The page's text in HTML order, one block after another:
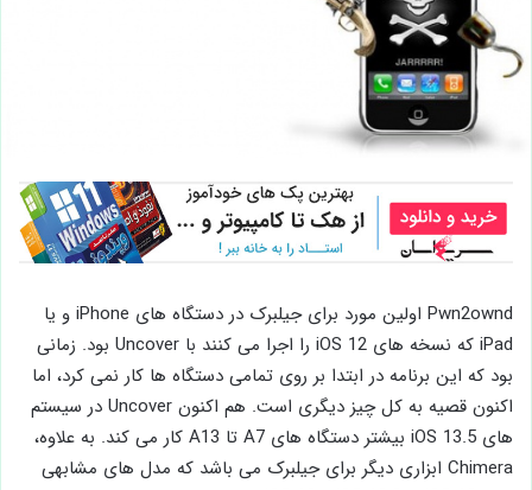
Pwn2ownd اولین مورد برای جیلبرک در دستگاه های iPhone و یا
iPad که نسخه های iOS 12 را اجرا می کنند با Uncover بود. زمانی
بود که این برنامه در ابتدا بر روی تمامی دستگاه ها کار نمی کرد، اما
اکنون قصیه به کل چیز دیگری است. هم اکنون Uncover در سیستم
های iOS 13.5 بیشتر دستگاه های A7 تا A13 کار می کند. به علاوه،
Chimera ابزاری دیگر برای جیلبرک می باشد که مدل های مشابهی